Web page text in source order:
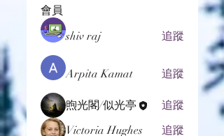
會員
shiv raj 追蹤
Arpita Kamat 追蹤
煦光閣/似光亭
追蹤
Victoria Hughes
追蹤